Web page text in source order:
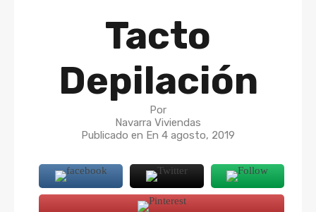
Tacto
Depilación
Por
Navarra Viviendas
Publicado en En 4 agosto, 2019